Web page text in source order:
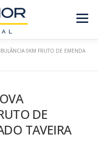
Menu
NOTÍCIAS
0KM FRUTO DE EMENDA
DE
TAVEIRA